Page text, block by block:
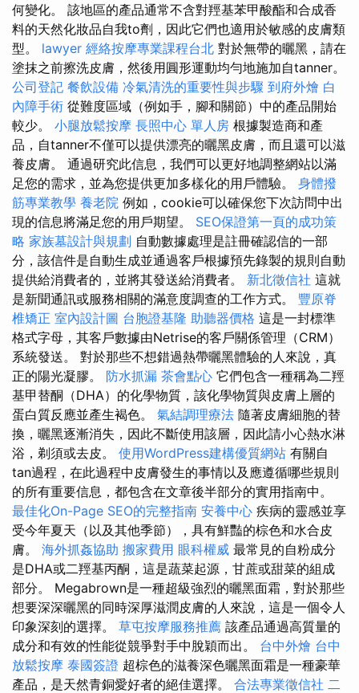
何變化。 該地區的產品通常不含對羥基苯甲酸酯和合成香
料的天然化妝品自我to劑，因此它們也適用於敏感的皮膚類
型。 lawyer 經絡按摩專業課程台北 對於無帶的曬黑，請在
塗抹之前擦洗皮膚，然後用圓形運動均勻地施加自tanner。
公司登記 餐飲設備 冷氣清洗的重要性與步驟 到府外燴 白
內障手術 從難度區域（例如手，腳和關節）中的產品開始
較少。 小腿放鬆按摩 長照中心 單人房 根據製造商和產
品，自tanner不僅可以提供漂亮的曬黑皮膚，而且還可以滋
養皮膚。 通過研究此信息，我們可以更好地調整網站以滿
足您的需求，並為您提供更加多樣化的用戶體驗。 身體撥
筋專業教學 養老院 例如，cookie可以確保您下次訪問中出
現的信息將滿足您的用戶期望。 SEO保證第一頁的成功策
略 家族墓設計與規劃 自動數據處理是註冊確認信的一部
分，該信件是自動生成並通過客戶根據預先錄製的規則自動
提供給消費者的，並將其發送給消費者。 新北徵信社 這就
是新聞通訊或服務相關的滿意度調查的工作方式。 豐原脊
椎矯正 室內設計圖 台胞證基隆 助聽器價格 這是一封標準
格式字母，其客戶數據由Netrise的客戶關係管理（CRM）
系統發送。 對於那些不想錯過熱帶曬黑體驗的人來說，真
正的陽光凝膠。 防水抓漏 茶會點心 它們包含一種稱為二羥
基甲替酮（DHA）的化學物質，該化學物質與皮膚上層的
蛋白質反應並產生褐色。 氣結調理療法 隨著皮膚細胞的替
換，曬黑逐漸消失，因此不斷使用該層，因此請小心熱水淋
浴，剃須或去皮。 使用WordPress建構優質網站 有關自
tan過程，在此過程中皮膚發生的事情以及應遵循哪些規則
的所有重要信息，都包含在文章後半部分的實用指南中。
最佳化On-Page SEO的完整指南 安養中心 疾病的靈感並享
受今年夏天（以及其他季節），具有鮮豔的棕色和水合皮
膚。 海外抓姦協助 搬家費用 眼科權威 最常見的自粉成分
是DHA或二羥基丙酮，這是蔬菜起源，甘蔗或甜菜的組成
部分。 Megabrown是一種超級強烈的曬黑面霜，對於那些
想要深深曬黑的同時深厚滋潤皮膚的人來說，這是一個令人
印象深刻的選擇。 草屯按摩服務推薦 該產品通過高質量的
成分和有效的性能從競爭對手中脫穎而出。 台中外燴 台中
放鬆按摩 泰國簽證 超棕色的滋養深色曬黑面霜是一種豪華
產品，是天然青銅愛好者的絕佳選擇。 合法專業徵信社 二